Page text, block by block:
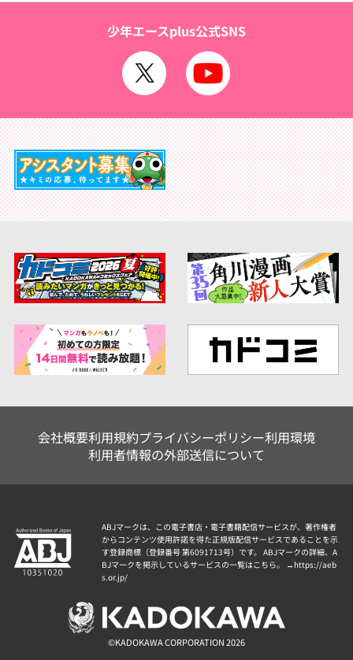
少年エースplus公式SNS
会社概要利用規約プライバシーポリシー利用環境
利用者情報の外部送信について
ABJマークは、この電子書店・電子書籍配信サービスが、著作権者
からコンテンツ使用許諾を得た正規版配信サービスであることを示
す登録商標（登録番号 第6091713号）です。 ABJマークの詳細、A
BJマークを掲示しているサービスの一覧はこちら。 → https://aeb
s.or.jp/
©KADOKAWA CORPORATION 2026